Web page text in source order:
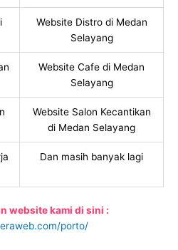
Website Distro di Medan
Selayang
Website Cafe di Medan
Selayang
Website Salon Kecantikan
di Medan Selayang
Dan masih banyak lagi
website kami di sini :
porto/